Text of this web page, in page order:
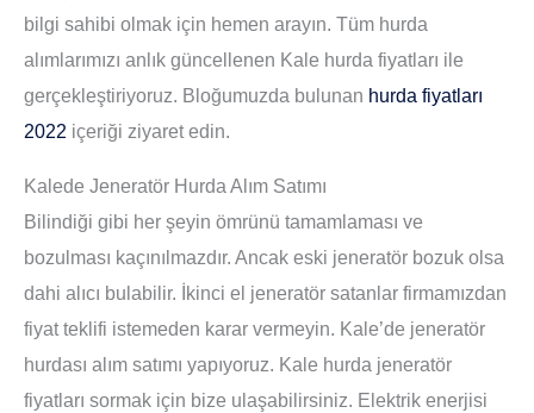
bilgi sahibi olmak için hemen arayın. Tüm hurda
alımlarımızı anlık güncellenen Kale hurda fiyatları ile
gerçekleştiriyoruz. Bloğumuzda bulunan hurda fiyatları
2022 içeriği ziyaret edin.
Kalede Jeneratör Hurda Alım Satımı
Bilindiği gibi her şeyin ömrünü tamamlaması ve
bozulması kaçınılmazdır. Ancak eski jeneratör bozuk olsa
dahi alıcı bulabilir. İkinci el jeneratör satanlar firmamızdan
fiyat teklifi istemeden karar vermeyin. Kale’de jeneratör
hurdası alım satımı yapıyoruz. Kale hurda jeneratör
fiyatları sormak için bize ulaşabilirsiniz. Elektrik enerjisi